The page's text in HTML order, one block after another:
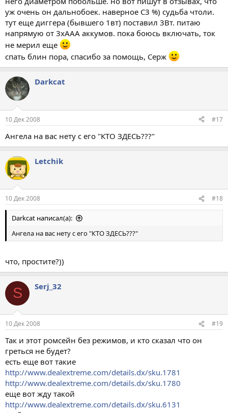
уж очень он дальнобоек. наверное С3 %) судьба чтоли.
тут еще диггера (бывшего 1вт) поставил 3Вт. питаю
напрямую от 3хААА аккумов. пока боюсь включать, ток
не мерил еще
спать блин пора, спасибо за помощь, Серж
Darkcat
10 Дек 2008 #17
Ангела на вас нету с его "КТО ЗДЕСЬ???"
Letchik
10 Дек 2008 #18
Darkcat написал(а):
Ангела на вас нету с его "КТО ЗДЕСЬ???"
что, простите?))
S Serj_32
10 Дек 2008 #19
Так и этот ромсейн без режимов, и кто сказал что он
греться не будет?
есть еще вот такие
http://www.dealextreme.com/details.dx/sku.1781
http://www.dealextreme.com/details.dx/sku.1780
еще вот жду такой
http://www.dealextreme.com/details.dx/sku.6131